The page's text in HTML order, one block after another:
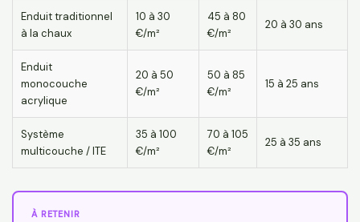
Enduit traditionnel
à la chaux
10 à 30
€/m²
45 à 80
€/m²
20 à 30 ans
Enduit
monocouche
acrylique
20 à 50
€/m²
50 à 85
€/m²
15 à 25 ans
Système
multicouche / ITE
35 à 100
€/m²
70 à 105
€/m²
25 à 35 ans
À RETENIR